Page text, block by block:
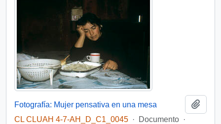
Fotografía: Mujer pensativa en una mesa
CL CLUAH 4-7-AH_D_C1_0045 · Documento ·